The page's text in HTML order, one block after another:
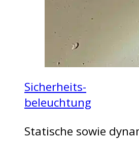
Sicherheits-
beleuchtung
Statische sowie